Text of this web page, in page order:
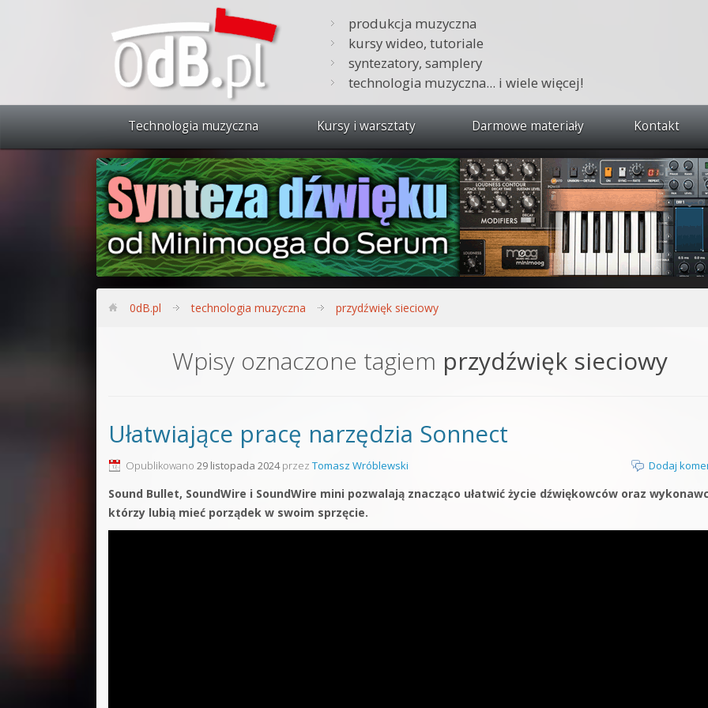
produkcja muzyczna
kursy wideo, tutoriale
syntezatory, samplery
technologia muzyczna... i wiele więcej!
Technologia muzyczna Kursy i warsztaty
Zobacz wszystkie kursy i warsztaty
Synteza dźwięku 🔥
Produkcja muzyczna w praktyce
Bitwig Studio od podstaw
Sound Forge od podstaw
Kontakt 5 Kompendium
Pakiety
Darmowe materiały Kontakt
0dB.pl technologia muzyczna przydźwięk sieciowy
Wpisy oznaczone tagiem przydźwięk sieciowy
Ułatwiające pracę narzędzia Sonnect
Opublikowano 29 listopada 2024przez Tomasz Wróblewski Dodaj
Sound Bullet, SoundWire i SoundWire mini pozwalają znacząco ułatwić życie dźwiękowców oraz
którzy lubią mieć porządek w swoim sprzęcie.